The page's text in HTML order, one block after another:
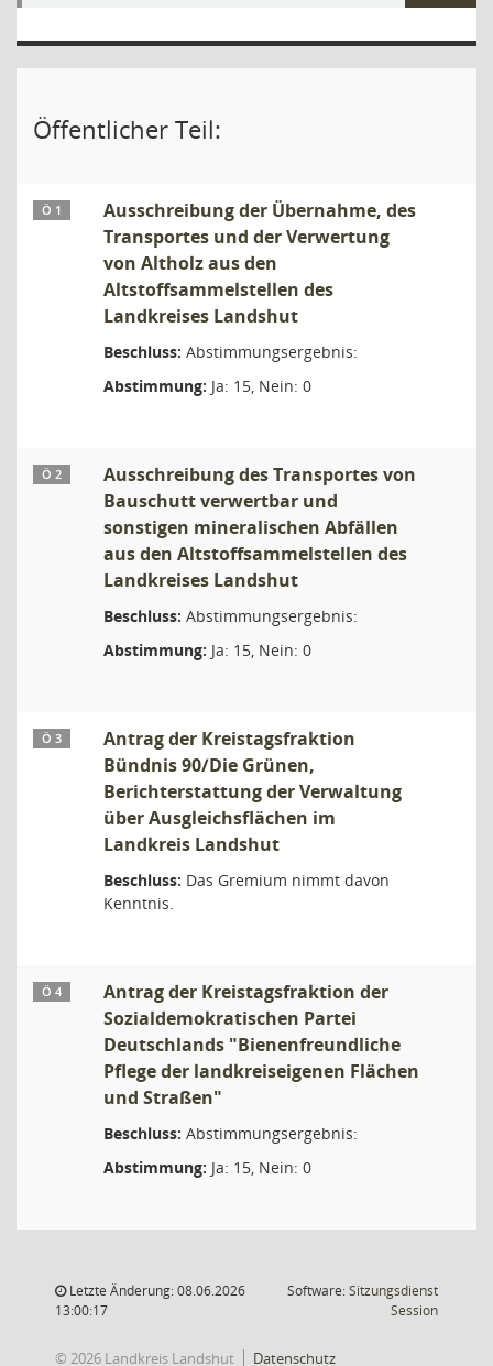
Öffentlicher Teil:
Ö 1
Ausschreibung der Übernahme, des
Transportes und der Verwertung
von Altholz aus den
Altstoffsammelstellen des
Landkreises Landshut
Beschluss: Abstimmungsergebnis:
Abstimmung: Ja: 15, Nein: 0
Ö 2
Ausschreibung des Transportes von
Bauschutt verwertbar und
sonstigen mineralischen Abfällen
aus den Altstoffsammelstellen des
Landkreises Landshut
Beschluss: Abstimmungsergebnis:
Abstimmung: Ja: 15, Nein: 0
Ö 3
Antrag der Kreistagsfraktion
Bündnis 90/Die Grünen,
Berichterstattung der Verwaltung
über Ausgleichsflächen im
Landkreis Landshut
Beschluss: Das Gremium nimmt davon
Kenntnis.
Ö 4
Antrag der Kreistagsfraktion der
Sozialdemokratischen Partei
Deutschlands "Bienenfreundliche
Pflege der landkreiseigenen Flächen
und Straßen"
Beschluss: Abstimmungsergebnis:
Abstimmung: Ja: 15, Nein: 0
Letzte Änderung: 08.06.2026
13:00:17
Software:Sitzungsdienst
Session(Wird in
© 2026 Landkreis Landshut Datenschutz